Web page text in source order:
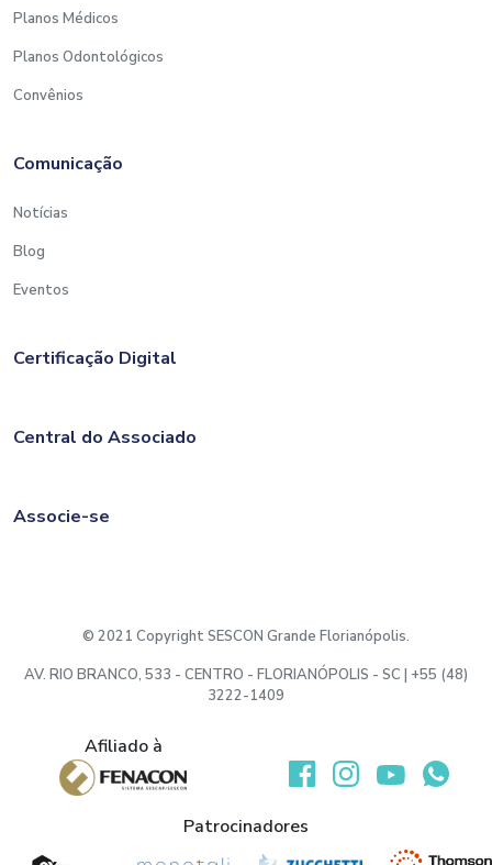
Planos Médicos
Planos Odontológicos
Convênios
Comunicação
Notícias
Blog
Eventos
Certificação Digital
Central do Associado
Associe-se
© 2021 Copyright SESCON Grande Florianópolis.
AV. RIO BRANCO, 533 - CENTRO - FLORIANÓPOLIS - SC | +55 (48)
3222-1409
Afiliado à
Desenvolvido por:
Patrocinadores